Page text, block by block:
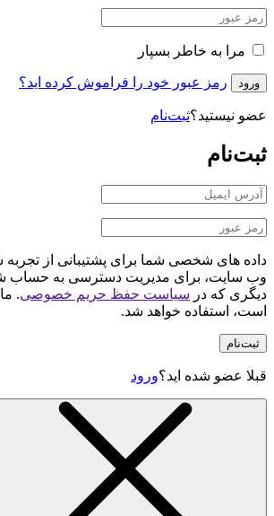
مرا به خاطر بسپار
ورود رمز عبور خود را فراموش کرده اید؟
عضو نیستید؟ثبت‌نام
ثبت‌نام
داده های شخصی شما برای پشتیبانی از
وب سایت، برای مدیریت دسترسی به حساب
دیگری که در سیاست حفظ حریم خصوصی.
است، استفاده خواهد شد.
ثبت‌نام
قبلا عضو شده اید؟ورود